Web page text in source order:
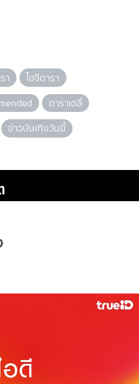
า
ไอจีดารา
ดาราเดลี่
ข่าวบันเทิงวันนี้